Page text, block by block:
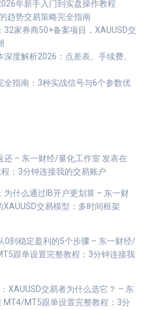
年新手入门到实盘操作教程
趋势交易策略完全指南
家券商50+备案项目，XAUUSD交
度解析2026：点差表、手续费、
全指南：3种实战信号与6个参数优
还 – 东一财经/量化工作室 发表在
：3分钟连接我的交易账户
为什么通过IB开户更划算 – 东一财
XAUUSD交易模型：多时间框架
0到稳定盈利的5个步骤 – 东一财经/
跟单设置完整教程：3分钟连接我
XAUUSD交易者为什么选它？ – 东
MT4/MT5跟单设置完整教程：3分